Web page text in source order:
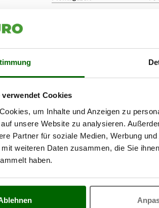
verwendet Cookies
um Inhalte und Anzeigen zu
unsere Website zu analysieren.
Partner für soziale Medien, Werbung
weiteren Daten zusammen, die Sie
haben.